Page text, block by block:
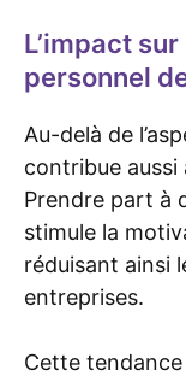
L’impact
personnel
Au-delà de
contribue aussi
Prendre part à
stimule la
réduisant ainsi
entreprises.
Cette